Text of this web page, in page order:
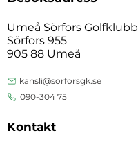
Umeå Sörfors Golfklubb
Sörfors 955
905 88 Umeå
kansli@sorforsgk.se
090-304 75
Kontakt